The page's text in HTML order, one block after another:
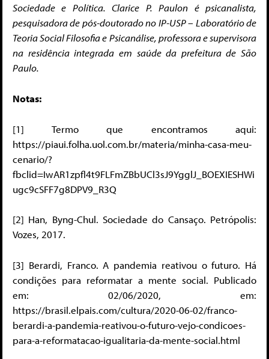
Sociedade e Política. Clarice P. Paulon é psicanalista,
pesquisadora de pós-doutorado no IP-USP – Laboratório de
Teoria Social Filosofia e Psicanálise, professora e supervisora
na residência integrada em saúde da prefeitura de São
Paulo.
Notas:
[1] Termo que encontramos aqui:
https://piaui.folha.uol.com.br/materia/minha-casa-meu-
cenario/?
fbclid=IwAR1zpfl4t9FLFmZBbUCl3sJ9YgglJ_BOEXIESHWi
ugc9cSFF7g8DPV9_R3Q
[2] Han, Byng-Chul. Sociedade do Cansaço. Petrópolis:
Vozes, 2017.
[3] Berardi, Franco. A pandemia reativou o futuro. Há
condições para reformatar a mente social. Publicado
em: 02/06/2020, em:
https://brasil.elpais.com/cultura/2020-06-02/franco-
berardi-a-pandemia-reativou-o-futuro-vejo-condicoes-
para-a-reformatacao-igualitaria-da-mente-social.html